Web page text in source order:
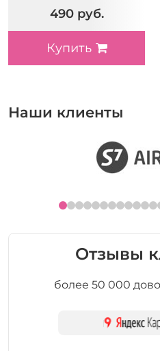
490 руб.
Купить
Наши клиенты
Отзывы
более 50 000